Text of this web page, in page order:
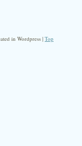
in Wordpress | Top